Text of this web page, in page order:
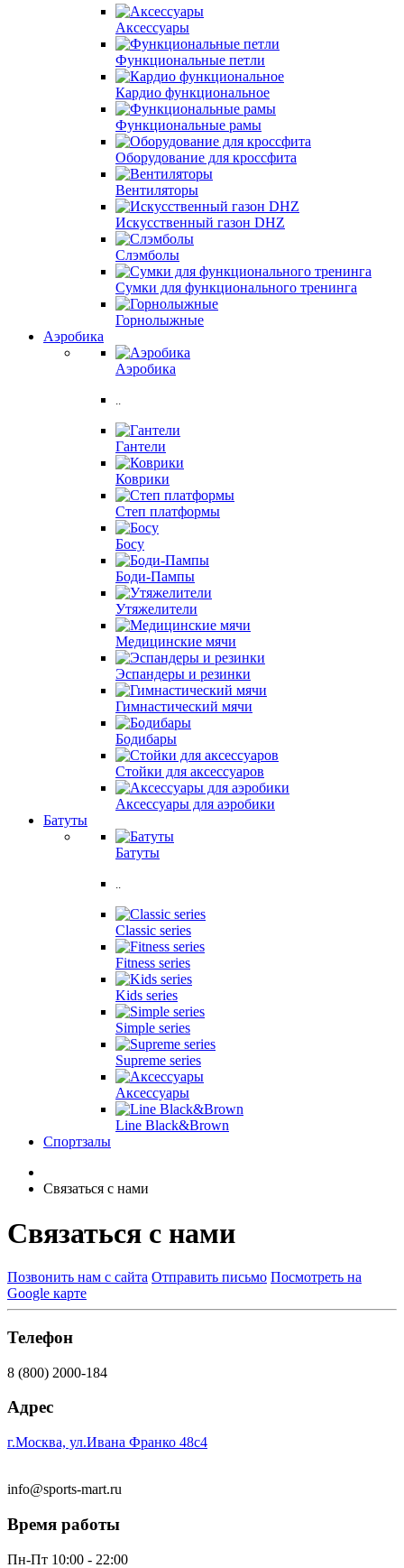
Аксессуары
Функциональные петли
Кардио функциональное
Функциональные рамы
Оборудование для кроссфита
Вентиляторы
Искусственный газон DHZ
Слэмболы
Сумки для функционального тренинга
Горнолыжные
Аэробика
Аэробика
..
Гантели
Коврики
Степ платформы
Босу
Боди-Пампы
Утяжелители
Медицинские мячи
Эспандеры и резинки
Гимнастический мячи
Бодибары
Стойки для аксессуаров
Аксессуары для аэробики
Батуты
Батуты
..
Classic series
Fitness series
Kids series
Simple series
Supreme series
Аксессуары
Line Black&Brown
Спортзалы
Связаться с нами
Связаться с нами
Позвонить нам с сайта Отправить письмо Посмотреть на
Google карте
Телефон
8 (800) 2000-184
Адрес
г.Москва, ул.Ивана Франко 48с4
info@sports-mart.ru
Время работы
Пн-Пт 10:00 - 22:00